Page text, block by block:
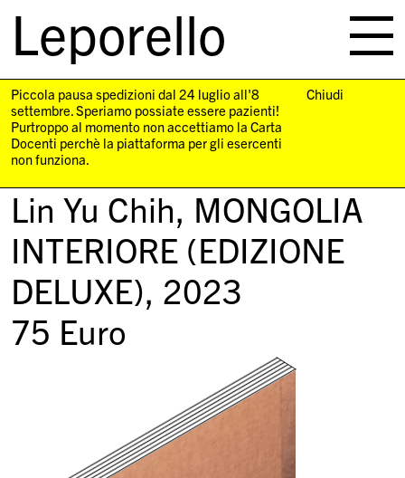
Leporello
navigation
Piccola pausa spedizioni dal 24 luglio all'8
settembre. Speriamo possiate essere pazienti!
Purtroppo al momento non accettiamo la Carta
Docenti perchè la piattaforma per gli esercenti
non funziona.
Chiudi
Lin Yu Chih, MONGOLIA
INTERIORE (EDIZIONE
DELUXE), 2023
75 Euro